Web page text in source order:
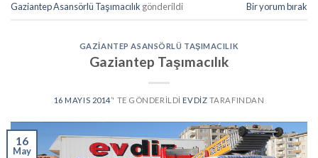
Gaziantep Asansörlü Taşımacılık gönderildi Bir yorum bırak
GAZIANTEP ASANSÖRLÜ TAŞIMACILIK
Gaziantep Taşımacılık
16 MAYIS 2014’' TE GÖNDERILDI EVDIZ TARAFINDAN
16
May